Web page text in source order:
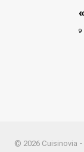
9
© 2026 Cuisinovia